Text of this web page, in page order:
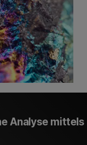
Analyse mittels